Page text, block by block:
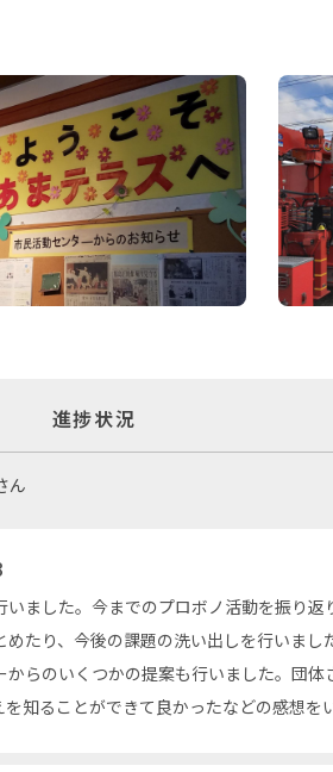
進捗状況
ん
いました。今までのプロボノ活動を振り返
めたり、今後の課題の洗い出しを行いまし
からのいくつかの提案も行いました。団体
知ることができて良かったなどの感想を